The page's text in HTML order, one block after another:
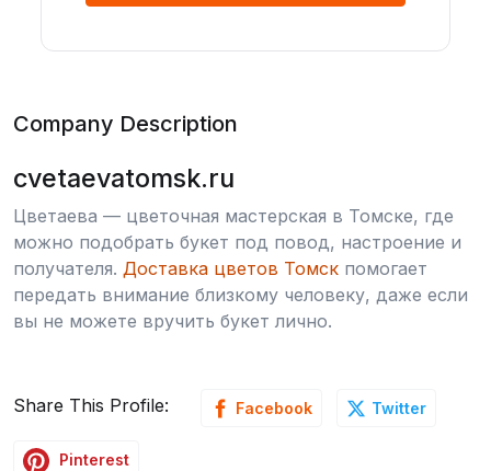
Company Description
cvetaevatomsk.ru
Цветаева — цветочная мастерская в Томске, где
можно подобрать букет под повод, настроение и
получателя. Доставка цветов Томск помогает
передать внимание близкому человеку, даже если
вы не можете вручить букет лично.
Share This Profile: Facebook Twitter
Pinterest